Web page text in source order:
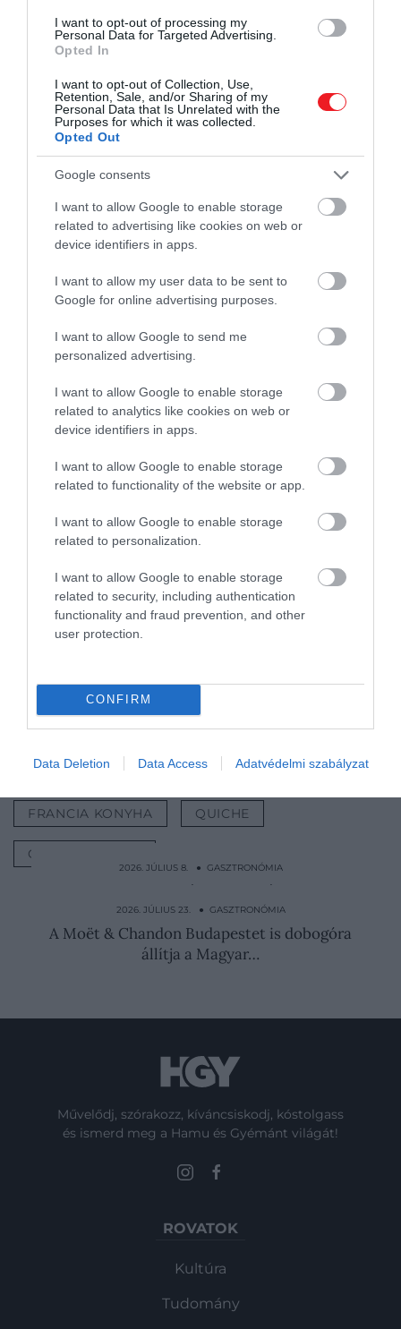
I want to opt-out of processing my
Personal Data for Targeted Advertising.
Opted In
I want to opt-out of Collection, Use,
Retention, Sale, and/or Sharing of my
Personal Data that Is Unrelated with the
Purposes for which it was collected.
Opted Out
Google consents
I want to allow Google to enable storage
related to advertising like cookies on web or
device identifiers in apps.
I want to allow my user data to be sent to
Google for online advertising purposes.
I want to allow Google to send me
personalized advertising.
I want to allow Google to enable storage
related to analytics like cookies on web or
device identifiers in apps.
I want to allow Google to enable storage
related to functionality of the website or app.
I want to allow Google to enable storage
related to personalization.
I want to allow Google to enable storage
related to security, including authentication
functionality and fraud prevention, and other
user protection.
CONFIRM
Data Deletion Data Access Adatvédelmi szabályzat
sütőforma megrázásakor. Ha ezzel megvagyunk,
vegyük ki a sütőből, és hagyjuk hűlni 10 percig.
Szeletelés és tálalás előtt szórjuk meg
metélőhagymával ízlés szerint.
Ez is érdekelhet!Nekünk tojásrántotta, másnak
leves – öt furcsa reggeli a világ különböző
pontjairól
Milyen más töltelékeket érdemes még
kipróbálnunk a quiche-hez?
A quiche szépsége nemcsak az ízekben és
textúrában rejlik, hanem a sokoldalúságban is.
A végtelenségig variálható tölteléket hús és hajt
helyett szimplán zöldségekből is összeállíthatjuk, a
spenót, a brokkoli és a cukkini például tökéletes
hozzávalója a pitének.
Ami pedig a sajtot illeti: az étel tetejére akár
morzsolt kecskesajt vagy feta is kerülhet. Ha viszont
akármilyen darált hús ugyancsak tökéletesen
megfelel majd, mint hozzávaló. Bármelyik verziót is
választjuk, arra mindig ügyeljünk, hogy kellőképpen
Forrás: The Daily Meal
Nyitókép: Fotó: Shutterstock
REGGELI RECEPT PITE
FRANCIA KONYHA QUICHE
GASZTRONÓMIA
2026. JÚLIUS 8. ● GASZTRONÓMIA
Caffè sospeso: a nápolyi szokás, amikor
egy ismeretlen…
2026. JÚLIUS 23. ● GASZTRONÓMIA
A Moët & Chandon Budapestet is dobogóra
állítja a Magyar…
Művelődj, szórakozz, kíváncsiskodj, kóstolgass
és ismerd meg a Hamu és Gyémánt világát!
ROVATOK
Kultúra
Tudomány